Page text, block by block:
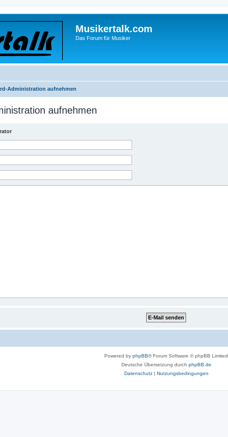
Musikertalk.com
Das Forum für Musiker
Administration aufnehmen
aufnehmen
Powered by phpBB® Forum Software © phpBB Limited
Deutsche Übersetzung durch phpBB.de
Datenschutz| Nutzungsbedingungen